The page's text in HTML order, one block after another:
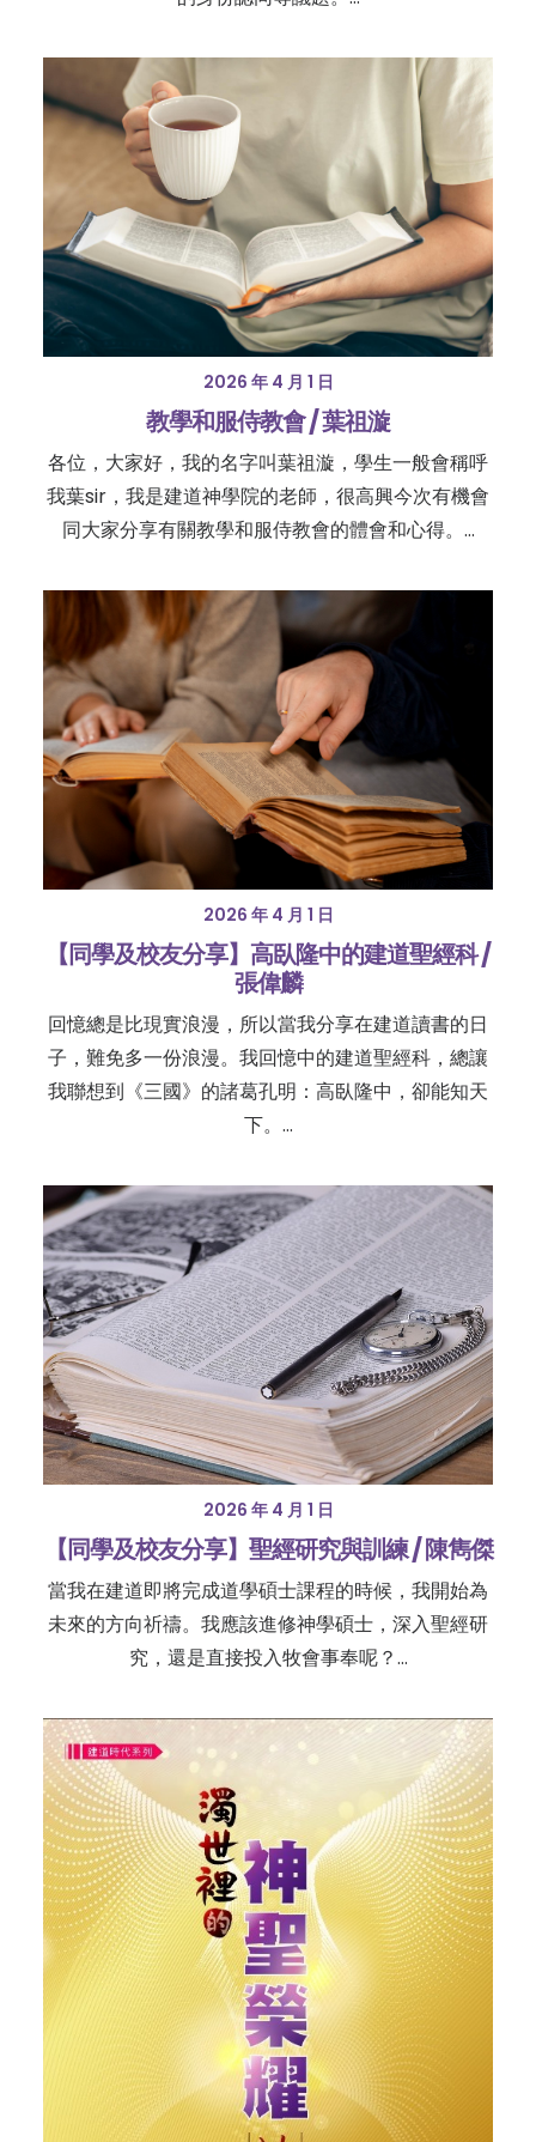
2026 年 4 月 1 日
教學和服侍教會 / 葉祖漩
各位，大家好，我的名字叫葉祖漩，學生一般會稱呼
我葉sir，我是建道神學院的老師，很高興今次有機會
同大家分享有關教學和服侍教會的體會和心得。…
2026 年 4 月 1 日
【同學及校友分享】高臥隆中的建道聖經科 /
張偉麟
回憶總是比現實浪漫，所以當我分享在建道讀書的日
子，難免多一份浪漫。我回憶中的建道聖經科，總讓
我聯想到《三國》的諸葛孔明：高臥隆中，卻能知天
下。…
2026 年 4 月 1 日
【同學及校友分享】聖經研究與訓練 / 陳雋傑
當我在建道即將完成道學碩士課程的時候，我開始為
未來的方向祈禱。我應該進修神學碩士，深入聖經研
究，還是直接投入牧會事奉呢？…